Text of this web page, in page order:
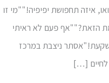
איזה תחפושת יפיפיה!""מי זו
הזאת?""אף פעם לא ראיתי
ניצבת במרכז
[…]